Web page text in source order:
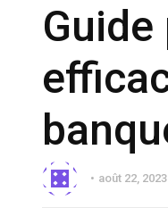
août 22, 2023